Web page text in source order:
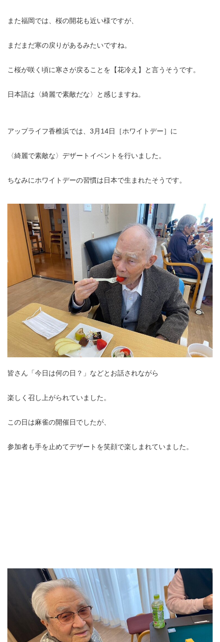
また福岡では、桜の開花も近い様ですが、
まだまだ寒の戻りがあるみたいですね。
こ桜が咲く頃に寒さが戻ることを【花冷え】と言うそうです。
日本語は〈綺麗で素敵だな〉と感じますね。
アップライフ香椎浜では、3月14日［ホワイトデー］に
〈綺麗で素敵な〉デザートイベントを行いました。
ちなみにホワイトデーの習慣は日本で生まれたそうです。
皆さん「今日は何の日？」などとお話されながら
楽しく召し上がられていました。
この日は麻雀の開催日でしたが、
参加者も手を止めてデザートを笑顔で楽しまれていました。